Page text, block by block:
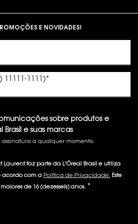
E NOVIDADES!
11111-1111) *
sobre produtos e
Brasil e suas marcas
a qualquer momento.​
Laurent faz parte da L'Óreal Brasil e utiliza
acordo com a Política de Privacidade. Este
de 16 (dezesseis) anos. *